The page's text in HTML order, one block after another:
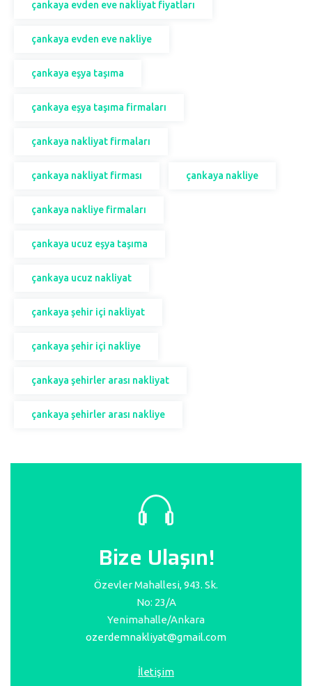
çankaya evden eve nakliyat fiyatları
çankaya evden eve nakliye
çankaya eşya taşıma
çankaya eşya taşıma firmaları
çankaya nakliyat firmaları
çankaya nakliyat firması çankaya nakliye
çankaya nakliye firmaları
çankaya ucuz eşya taşıma
çankaya ucuz nakliyat
çankaya şehir içi nakliyat
çankaya şehir içi nakliye
çankaya şehirler arası nakliyat
çankaya şehirler arası nakliye
Bize Ulaşın!
Özevler Mahallesi, 943. Sk.
No: 23/A
Yenimahalle/Ankara
ozerdemnakliyat@gmail.com
İletişim